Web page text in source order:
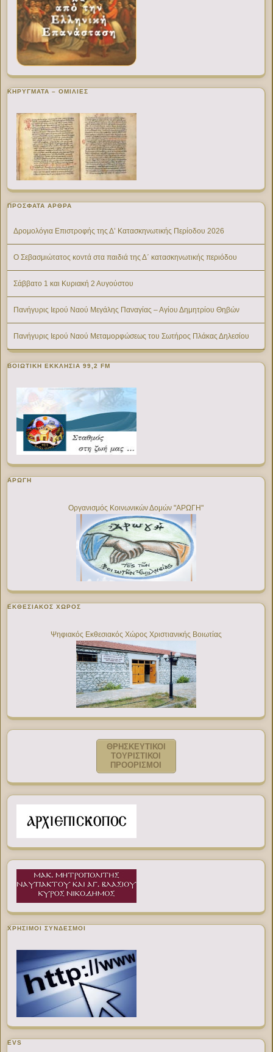
ΚΗΡΥΓΜΑΤΑ – ΟΜΙΛΙΕΣ
ΠΡΌΣΦΑΤΑ ΆΡΘΡΑ
Δρομολόγια Επιστροφής της Δ’ Κατασκηνωτικής Περίοδου 2026
Ο Σεβασμιώτατος κοντά στα παιδιά της Δ΄ κατασκηνωτικής περιόδου
Σάββατο 1 και Κυριακή 2 Αυγούστου
Πανήγυρις Ιερού Ναού Μεγάλης Παναγίας – Αγίου Δημητρίου Θηβών
Πανήγυρις Ιερού Ναού Μεταμορφώσεως του Σωτήρος Πλάκας Δηλεσίου
ΒΟΙΩΤΙΚΉ ΕΚΚΛΗΣΊΑ 99,2 FM
ΑΡΩΓΗ
Οργανισμός Κοινωνικών Δομών "ΑΡΩΓΗ"
ΕΚΘΕΣΙΑΚΌΣ ΧΏΡΟΣ
Ψηφιακός Εκθεσιακός Χώρος Χριστιανικής Βοιωτίας
ΘΡΗΣΚΕΥΤΙΚΟΙ
ΤΟΥΡΙΣΤΙΚΟΙ
ΠΡΟΟΡΙΣΜΟΙ
ΧΡΉΣΙΜΟΙ ΣΎΝΔΕΣΜΟΙ
EVS